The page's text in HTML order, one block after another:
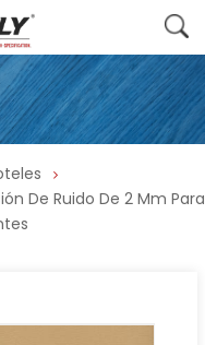
De Ruido De 2 Mm Para